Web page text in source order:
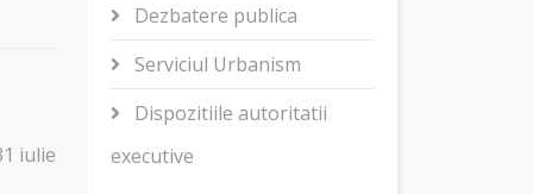
iulie
Dezbatere publica
Serviciul Urbanism
Dispozitiile autoritatii
executive